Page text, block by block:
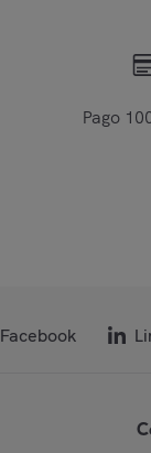
Pago
Facebook